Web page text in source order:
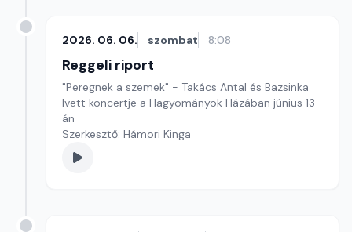
2026. 06. 06. szombat 8:08
Reggeli riport
"Peregnek a szemek" - Takács Antal és Bazsinka
Ivett koncertje a Hagyományok Házában június 13-
án
Szerkesztő: Hámori Kinga